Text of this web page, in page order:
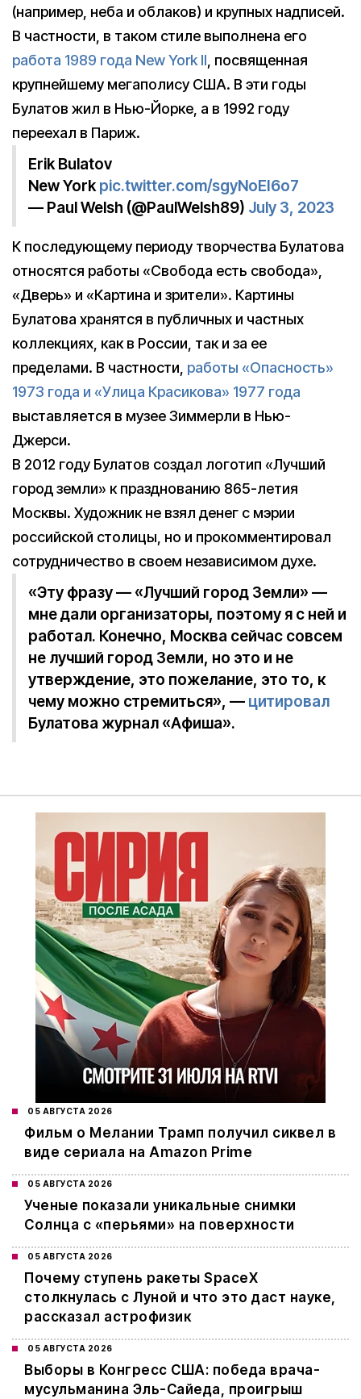
(например, неба и облаков) и крупных надписей.
В частности, в таком стиле выполнена его
работа 1989 года New York II, посвященная
крупнейшему мегаполису США. В эти годы
Булатов жил в Нью-Йорке, а в 1992 году
переехал в Париж.
Erik Bulatov
New Yorkpic.twitter.com/sgyNoEI6o7
— Paul Welsh (@PaulWelsh89) July 3, 2023
К последующему периоду творчества Булатова
относятся работы «Свобода есть свобода»,
«Дверь» и «Картина и зрители». Картины
Булатова хранятся в публичных и частных
коллекциях, как в России, так и за ее
пределами. В частности, работы «Опасность»
1973 года и «Улица Красикова» 1977 года
выставляется в музее Зиммерли в Нью-
Джерси.
В 2012 году Булатов создал логотип «Лучший
город земли» к празднованию 865-летия
Москвы. Художник не взял денег с мэрии
российской столицы, но и прокомментировал
сотрудничество в своем независимом духе.
«Эту фразу — «Лучший город Земли» —
мне дали организаторы, поэтому я с ней и
работал. Конечно, Москва сейчас совсем
не лучший город Земли, но это и не
утверждение, это пожелание, это то, к
чему можно стремиться», — цитировал
Булатова журнал «Афиша».
05 АВГУСТА 2026
Фильм о Мелании Трамп получил сиквел в
виде сериала на Amazon Prime
05 АВГУСТА 2026
Ученые показали уникальные снимки
Солнца с «перьями» на поверхности
05 АВГУСТА 2026
Почему ступень ракеты SpaceX
столкнулась с Луной и что это даст науке,
рассказал астрофизик
05 АВГУСТА 2026
Выборы в Конгресс США: победа врача-
мусульманина Эль-Сайеда, проигрыш